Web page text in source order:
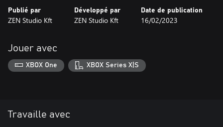
Publié par
ZEN Studio Kft
Développé par
ZEN Studio Kft
Date de publication
16/02/2023
Jouer avec
XBOX One XBOX Series X|S
Travaille avec